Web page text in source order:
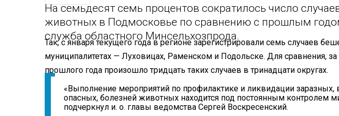
На семьдесят семь процентов сократилось число
животных в Подмосковье по сравнению с прошлым
служба областного Минсельхозпрода.
Так, с января текущего года в регионе зарегистрировали семь случаев
муниципалитетах — Луховицах, Раменском и Подольске. Для сравнения,
прошлого года произошло тридцать таких случаев в тринадцати округах.
«Выполнение мероприятий по профилактике и ликвидации заразных,
опасных, болезней животных находится под постоянным контролем
подчеркнул и. о. главы ведомства Сергей Воскресенский.